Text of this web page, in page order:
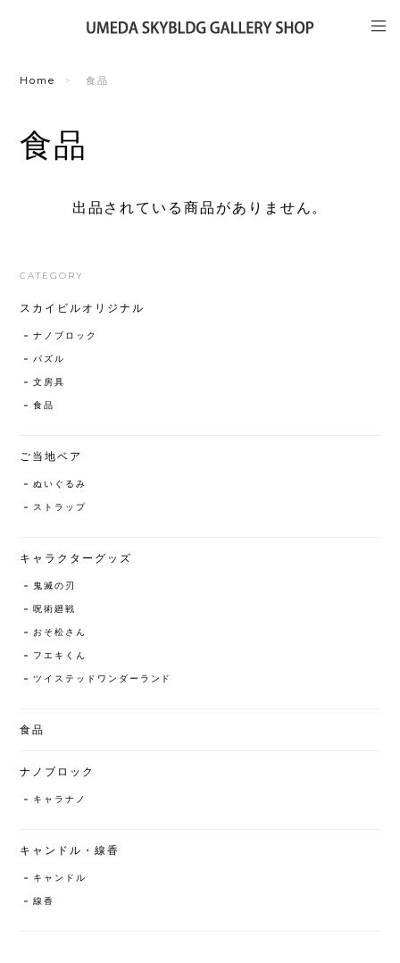
Home 食品
食品
出品されている商品がありません。
CATEGORY
スカイビルオリジナル
ナノブロック
パズル
文房具
食品
ご当地ベア
ぬいぐるみ
ストラップ
キャラクターグッズ
鬼滅の刃
呪術廻戦
おそ松さん
フエキくん
ツイステッドワンダーランド
食品
ナノブロック
キャラナノ
キャンドル・線香
キャンドル
線香